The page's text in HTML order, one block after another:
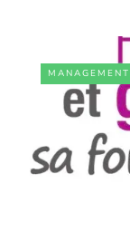
MANAGEMENT